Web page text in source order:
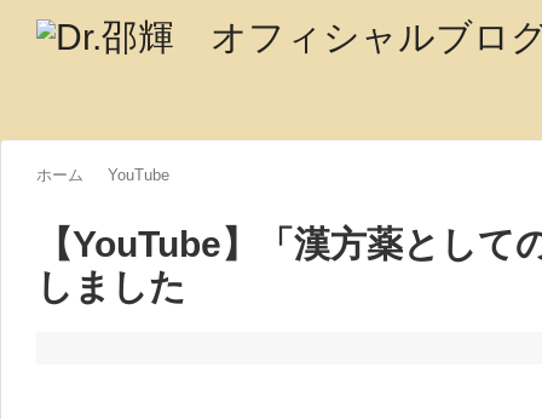
ホーム YouTube
【YouTube】「漢方薬として
しました